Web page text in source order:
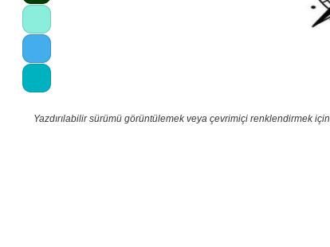
Yazdırılabilir sürümü görüntülemek veya çevrimiçi renklendirmek için